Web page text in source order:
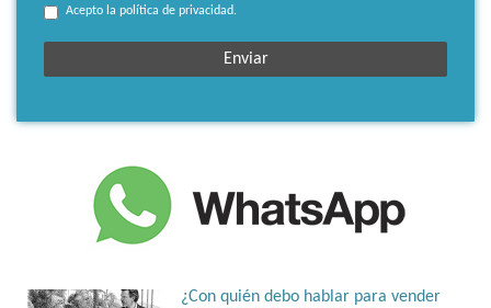
Acepto la política de privacidad.
¿Con quién debo hablar para vender